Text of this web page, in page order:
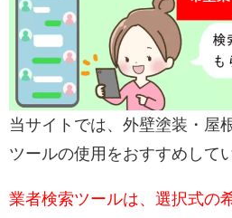
当サイトでは、外壁塗装・屋
ツールの使用をおすすめして
業者検索ツールは、選択式の